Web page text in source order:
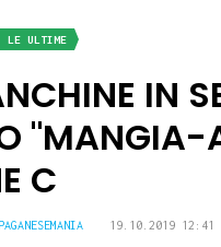
LE ULTIME
IN
"MANGIA-
C
19.10.2019 12:41